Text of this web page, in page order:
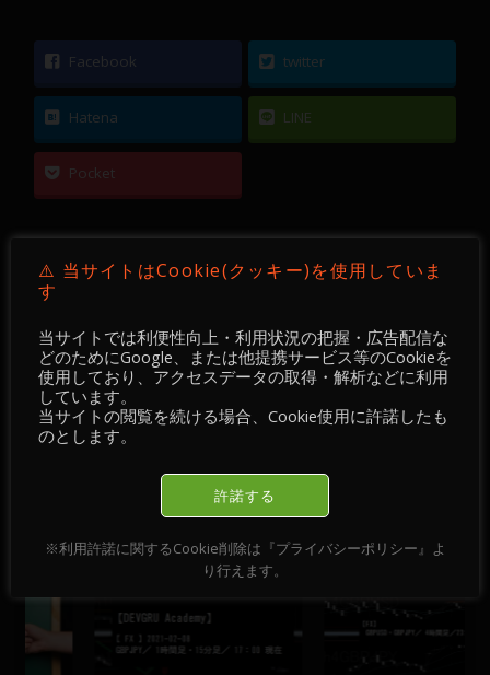
Facebook twitter
Hatena LINE
Pocket
←【 FX 】 USDJPY ／ 15分足 ／ 2021年09月24
日
【DEVGRU Academy】相場参加者の殆どの人が
見落とす穴、利確と損切り、手数料(スプレット)
と滑り、の関係
おすすめ記事
⚠️ 当サイトはCookie(クッキー)を使用していま
す
当サイトでは利便性向上・利用状況の把握・広告配信な
どのためにGoogle、または他提携サービス等のCookieを
使用しており、アクセスデータの取得・解析などに利用
しています。
当サイトの閲覧を続ける場合、Cookie使用に許諾したも
のとします。
許諾する
※利用許諾に関するCookie削除は『プライバシーポリシー』よ
り行えます。